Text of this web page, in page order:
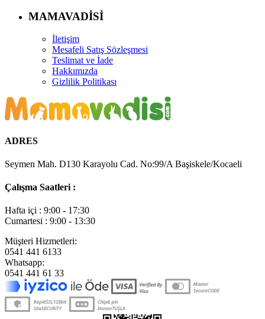
MAMAVADİSİ
İletişim
Mesafeli Satış Sözleşmesi
Teslimat ve İade
Hakkımızda
Gizlilik Politikası
ADRES
Seymen Mah. D130 Karayolu Cad. No:99/A Başiskele/Kocaeli
Çalışma Saatleri :
Hafta içi : 9:00 - 17:30
Cumartesi : 9:00 - 13:30
Müşteri Hizmetleri:
0541 441 6133
Whatsapp:
0541 441 61 33